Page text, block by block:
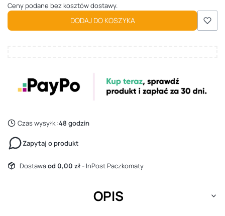
Ceny podane bez kosztów dostawy.
DODAJ DO KOSZYKA
Czas wysyłki:48 godzin
Zapytaj o produkt
Dostawaod 0,00 zł- InPost Paczkomaty
OPIS